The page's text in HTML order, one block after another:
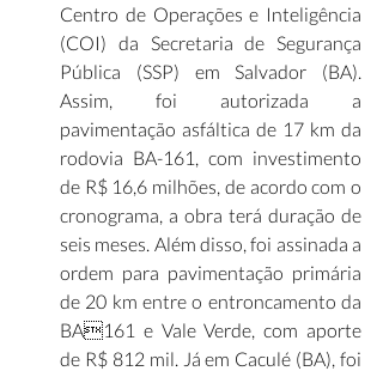
Centro de Operações e Inteligência
(COI) da Secretaria de Segurança
Pública (SSP) em Salvador (BA).
Assim, foi autorizada a
pavimentação asfáltica de 17 km da
rodovia BA-161, com investimento
de R$ 16,6 milhões, de acordo com o
cronograma, a obra terá duração de
seis meses. Além disso, foi assinada a
ordem para pavimentação primária
de 20 km entre o entroncamento da
BA161 e Vale Verde, com aporte
de R$ 812 mil. Já em Caculé (BA), foi